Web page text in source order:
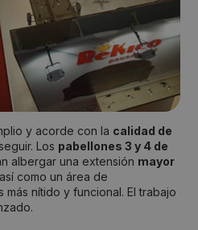
y acorde con la calidad de
Los pabellones 3 y 4 de
albergar una extensión mayor
, así como un área de
nítido y funcional. El trabajo